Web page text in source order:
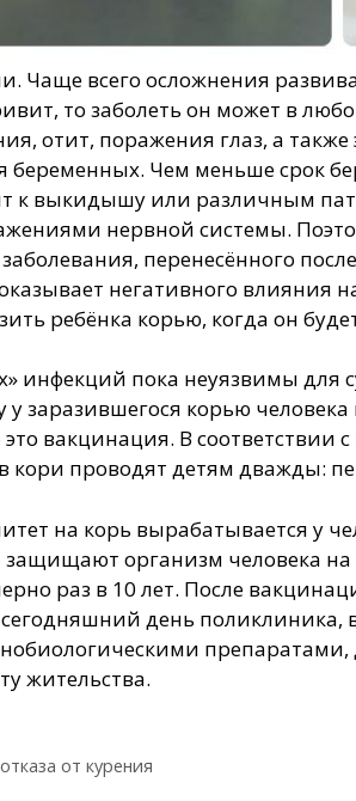
Чаще всего осложнения
то заболеть он может в
отит,
беременных. Чем меньше срок
к выкидышу или различным
нервной системы.
перенесённого
негативного влияния
ребёнка корью, когда он
инфекций пока неуязвимы
у заразившегося корью
вакцинация. В
проводят детям дважды:
на корь вырабатывается у
организм человека
раз в 10 лет. После
день поликлиника, все
жительства.
от курения